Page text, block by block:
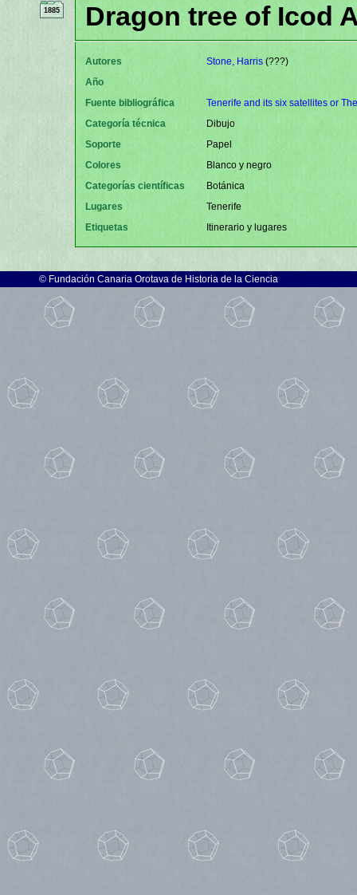
1885 Dragon tree of Icod
Autores Stone, Harris (???)
Año
Fuente bibliográfica
Tenerife and its six satellites or
Categoría técnica
Dibujo
Soporte
Papel
Colores
Blanco y negro
Categorías científicas
Botánica
Lugares
Tenerife
Etiquetas
Itinerario y lugares
© Fundación Canaria Orotava de Historia de la Ciencia